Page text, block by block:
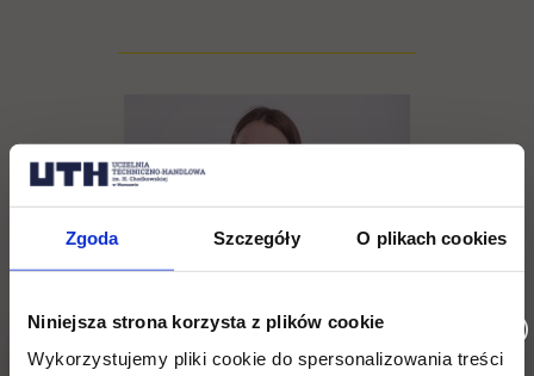
Zgoda Szczegóły O plikach cookies
Niniejsza strona korzysta z plików cookie
Wykorzystujemy pliki cookie do spersonalizowania treści